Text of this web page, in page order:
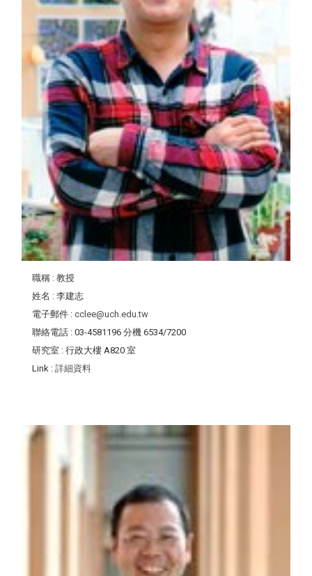
職稱 : 教授
姓名 : 李建志
電子郵件 : cclee@uch.edu.tw
聯絡電話 : 03-4581196 分機 6534/7200
研究室 : 行政大樓 A820 室
Link : 詳細資料